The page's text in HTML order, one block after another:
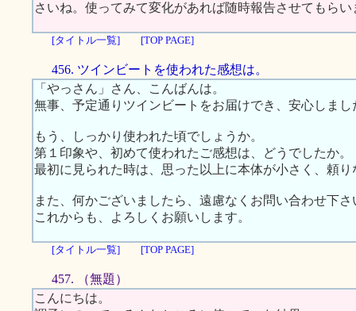
さいね。使ってみて変化があれば随時報告させてもら
[タイトル一覧] [TOP PAGE]
456. ツインビートを使われた感想は。
「やっさん」さん、こんばんは。
無事、予定通りツインビートをお届けでき、安心しまし
もう、しっかり使われた頃でしょうか。
第１印象や、初めて使われたご感想は、どうでしたか。
最初に見られた時は、思った以上に本体が小さく、頼
また、何かございましたら、遠慮なくお問い合わせ下さ
これからも、よろしくお願いします。
[タイトル一覧] [TOP PAGE]
457. （無題）
こんにちは。